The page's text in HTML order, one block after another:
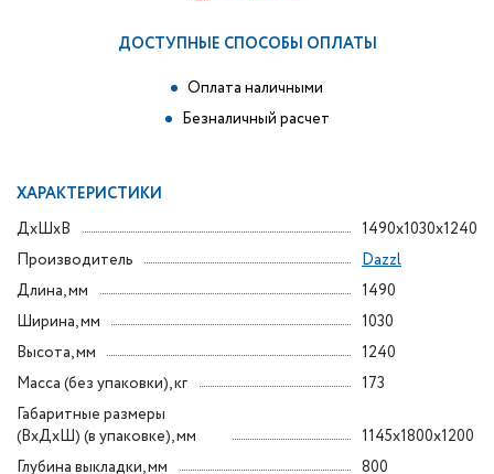
ДОСТУПНЫЕ СПОСОБЫ ОПЛАТЫ
Оплата наличными
Безналичный расчет
ХАРАКТЕРИСТИКИ
ДxШxВ
1490x1030x1240
Производитель
Dazzl
Длина, мм
1490
Ширина, мм
1030
Высота, мм
1240
Масса (без упаковки), кг
173
Габаритные размеры
(ВxДxШ) (в упаковке), мм
1145х1800х1200
Глубина выкладки, мм
800